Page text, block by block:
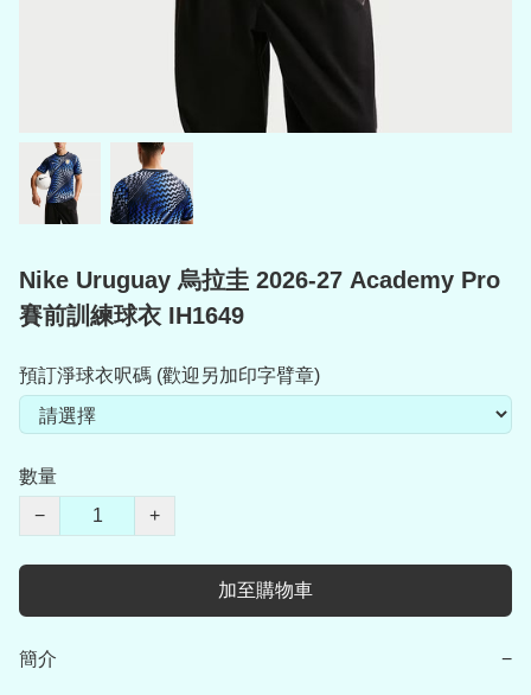
Nike Uruguay 烏拉圭 2026-27 Academy Pro
賽前訓練球衣 IH1649
預訂淨球衣呎碼 (歡迎另加印字臂章)
數量
−
+
加至購物車
簡介 −